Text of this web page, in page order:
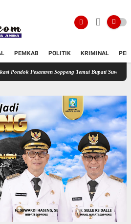
PEMKAB POLITIK KRIMINAL
Soppeng Temui Bupati Suwardi Haseng